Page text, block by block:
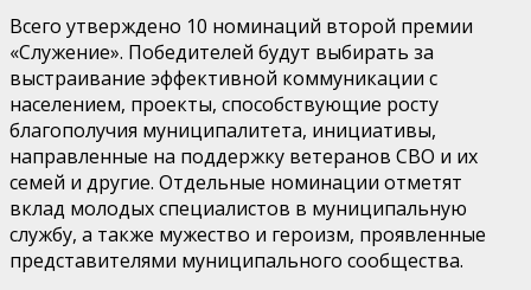
Всего утверждено 10 номинаций второй премии
«Служение». Победителей будут выбирать за
выстраивание эффективной коммуникации с
населением, проекты, способствующие росту
благополучия муниципалитета, инициативы,
направленные на поддержку ветеранов СВО и их
семей и другие. Отдельные номинации отметят
вклад молодых специалистов в муниципальную
службу, а также мужество и героизм, проявленные
представителями муниципального сообщества.